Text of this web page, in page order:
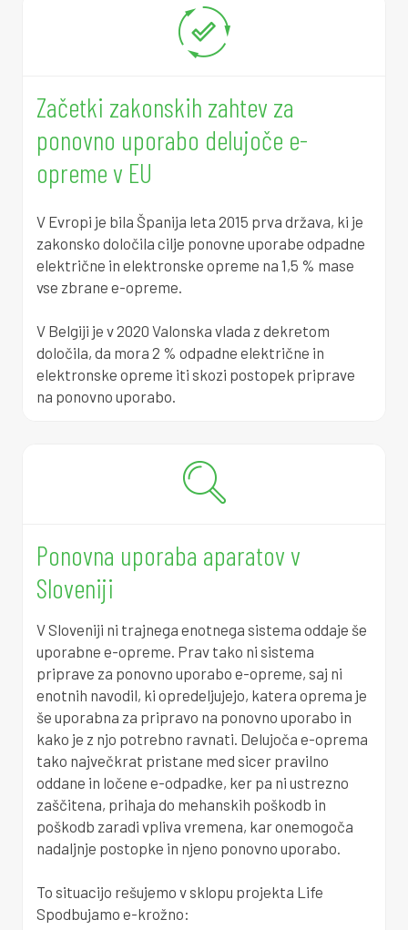
Začetki zakonskih zahtev za
ponovno uporabo delujoče e-
opreme v EU
V Evropi je bila Španija leta 2015 prva država, ki je
zakonsko določila cilje ponovne uporabe odpadne
električne in elektronske opreme na 1,5 % mase
vse zbrane e-opreme.
V Belgiji je v 2020 Valonska vlada z dekretom
določila, da mora 2 % odpadne električne in
elektronske opreme iti skozi postopek priprave
na ponovno uporabo.
Ponovna uporaba aparatov v
Sloveniji
V Sloveniji ni trajnega enotnega sistema oddaje še
uporabne e-opreme. Prav tako ni sistema
priprave za ponovno uporabo e-opreme, saj ni
enotnih navodil, ki opredeljujejo, katera oprema je
še uporabna za pripravo na ponovno uporabo in
kako je z njo potrebno ravnati. Delujoča e-oprema
tako največkrat pristane med sicer pravilno
oddane in ločene e-odpadke, ker pa ni ustrezno
zaščitena, prihaja do mehanskih poškodb in
poškodb zaradi vpliva vremena, kar onemogoča
nadaljnje postopke in njeno ponovno uporabo.
To situacijo rešujemo v sklopu projekta Life
Spodbujamo e-krožno:
0
3
6
9
2
5
8
0
3
6
9
2
5
8
1
4
0
0
0
0
0
0
0
0
0
0
0
0
0
0
0
0
0
4
4
4
5
5
5
5
5
5
5
5
5
6
6
6
3
4
5
6
7
7
0
2
2
3
4
4
5
6
0
5
1
7
3
8
4
0
5
7
3
8
0
5
1
7
2
8
4
4
7
1
4
0
7
0
7
0
3
0
3
6
9
3
6
9
3
0
8
7
5
4
2
1
8
7
5
2
1
9
8
7
5
4